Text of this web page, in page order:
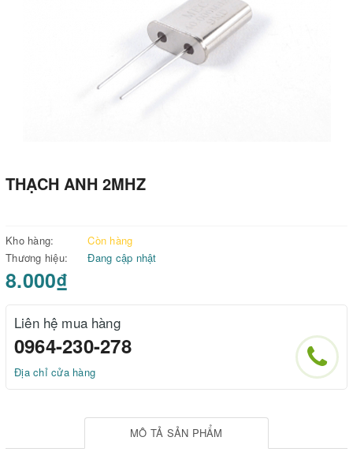
THẠCH ANH 2MHZ
Kho hàng:
Còn hàng
Thương hiệu:
Đang cập nhật
8.000₫
Liên hệ mua hàng
0964-230-278
Địa chỉ cửa hàng
MÔ TẢ SẢN PHẨM